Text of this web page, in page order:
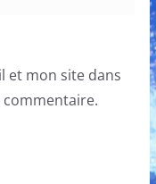
et mon site dans